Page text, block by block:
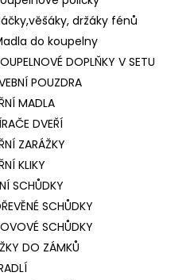
držáky fénů
do koupelny
DOPLŇKY V SETU
POUZDRA
MADLA
DVEŘÍ
ZARÁŽKY
KLIKY
SCHŮDKY
SCHŮDKY
SCHŮDKY
DO ZÁMKŮ